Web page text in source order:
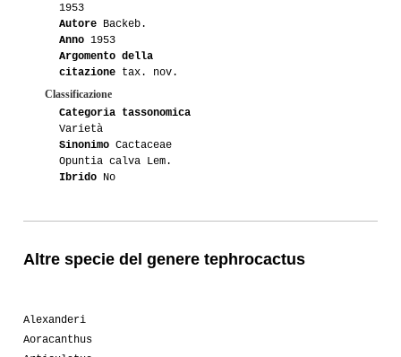
1953
Autore Backeb.
Anno 1953
Argomento della
citazione tax. nov.
Classificazione
Categoria tassonomica
Varietà
Sinonimo Cactaceae
Opuntia calva Lem.
Ibrido No
Altre specie del genere tephrocactus
Alexanderi
Aoracanthus